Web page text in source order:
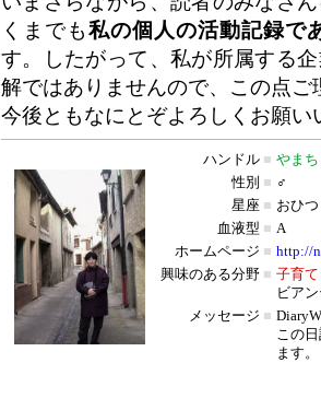
くまでも私の個人の活動記録で
す。したがって、私が所属する
解ではありませんので、この点
今後ともなにとぞよろしくお願い
ハンドル ■ やま
性別 ■ ♂
星座 ■ おひ
血液型 ■ A
ホームページ ■ http://
興味のある分野 ■ 子育て
ビア
メッセージ ■
この
ます。